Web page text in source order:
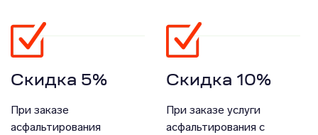
Скидка 5%
При заказе
асфальтирования
Скидка 10%
При заказе услуги
асфальтирования с